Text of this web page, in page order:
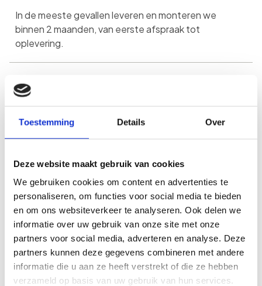
Toestemming Details Over
Deze website maakt gebruik van cookies
We gebruiken cookies om content en advertenties te
personaliseren, om functies voor social media te bieden
en om ons websiteverkeer te analyseren. Ook delen we
informatie over uw gebruik van onze site met onze
partners voor social media, adverteren en analyse. Deze
partners kunnen deze gegevens combineren met andere
informatie die u aan ze heeft verstrekt of die ze hebben
verzameld op basis van uw gebruik van hun services.
99
5
6
7
8
9
5
6
7
8
9
2
4
6
7
8
2
4
6
7
8
In de meeste gevallen leveren en monteren we
binnen 2 maanden, van eerste afspraak tot
oplevering.